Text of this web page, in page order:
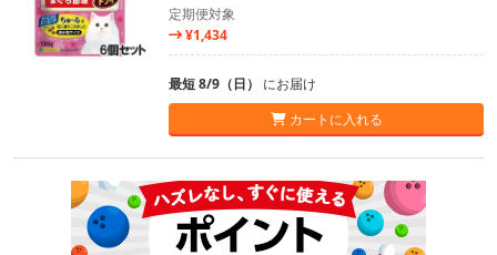
定期便対象
¥1,434
最短 8/9（日） にお届け
カートに入れる